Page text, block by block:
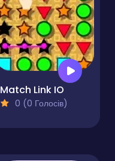
Match Link IO
0 (0 Голосів)